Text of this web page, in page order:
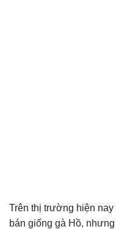
Trên thị trường hiện
bán giống gà Hồ,